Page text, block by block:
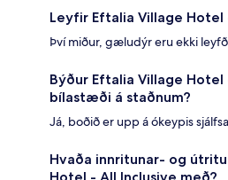
Leyfir Eftalia Village
Því miður, gæludýr eru ekki
Býður Eftalia Village Hotel
bílastæði á staðnum?
Já, boðið er upp á ókeypis
Hvaða innritunar- og